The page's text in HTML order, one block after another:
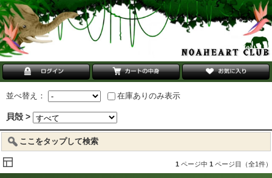
並べ替え： 在庫ありのみ表示
貝殻 >
ここをタップして検索
1 ページ中 1 ページ目（全1件）